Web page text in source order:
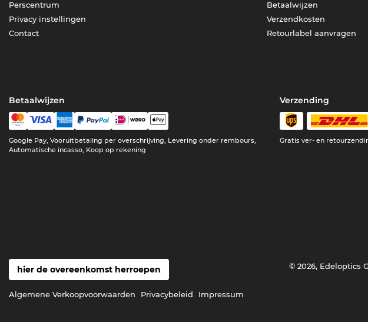
Perscentrum
Privacy instellingen
Contact
Betaalwijzen
Verzendkosten
Retourlabel aanvragen
Betaalwijzen
Google Pay, Vooruitbetaling per overschrijving, Levering onder rembours,
Automatische incasso, Koop op rekening
Verzending
Gratis ver- en
hier de overeenkomst herroepen
Algemene Verkoopvoorwaarden Privacybeleid Impressum
© 2026, Edeloptics